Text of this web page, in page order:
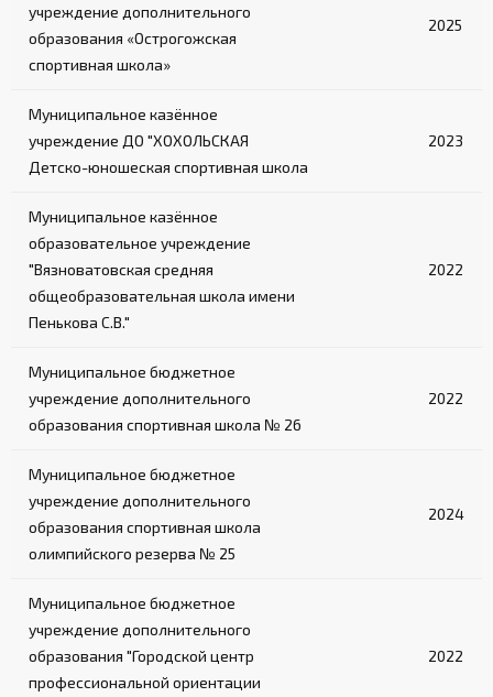
учреждение дополнительного
образования «Острогожская
спортивная школа»
2025
Муниципальное казённое
учреждение ДО "ХОХОЛЬСКАЯ
Детско-юношеская спортивная школа
2023
Муниципальное казённое
образовательное учреждение
"Вязноватовская средняя
общеобразовательная школа имени
Пенькова С.В."
2022
Муниципальное бюджетное
учреждение дополнительного
образования спортивная школа № 26
2022
Муниципальное бюджетное
учреждение дополнительного
образования спортивная школа
олимпийского резерва № 25
2024
Муниципальное бюджетное
учреждение дополнительного
образования "Городской центр
профессиональной ориентации
2022